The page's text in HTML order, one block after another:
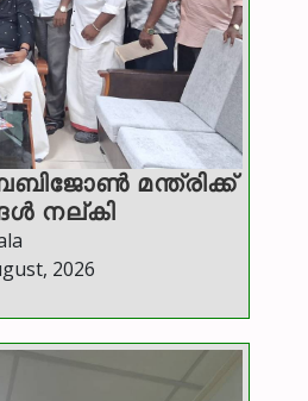
മന്ത്രിക്ക്
നല്കി
2026